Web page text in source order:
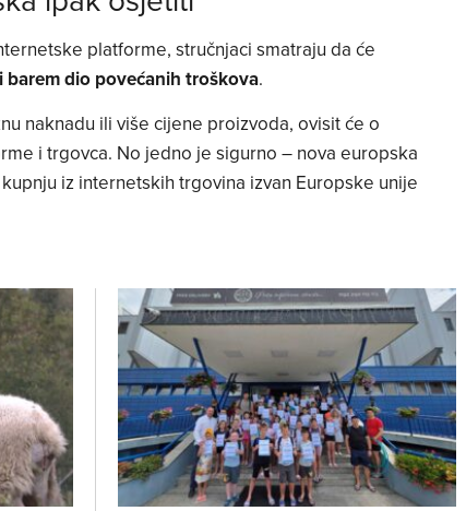
platforme, stručnjaci smatraju da će
dio povećanih troškova.
naknadu ili više cijene proizvoda, ovisit će o
i trgovca. No jedno je sigurno – nova europska
iz internetskih trgovina izvan Europske unije